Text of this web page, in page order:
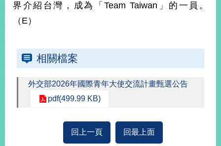
開
為
服
界介紹台灣，成為「Team Taiwan」的一員。
（E）
相關檔案
外交部2026年國際青年大使交流計畫甄選公告
pdf(499.99 KB)
回上一頁 回最上面